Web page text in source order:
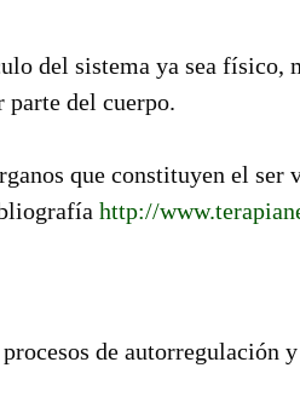
del sistema ya sea
parte del cuerpo.
que constituyen el ser
http://
de autorregulación